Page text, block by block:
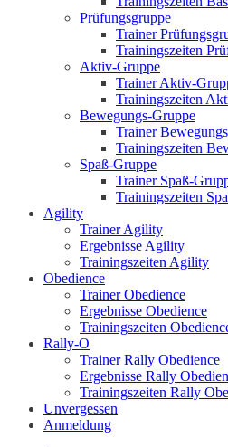
Prüfungsgruppe
Trainer
Trainingszeiten
Aktiv-Gruppe
Trainer Aktiv-
Trainingszeiten
Bewegungs-Gruppe
Trainer
Trainingszeiten
Spaß-Gruppe
Trainer Spaß-
Trainingszeiten
Agility
Trainer Agility
Ergebnisse Agility
Trainingszeiten Agility
Obedience
Trainer Obedience
Ergebnisse Obedience
Trainingszeiten
Rally-O
Trainer Rally Obedience
Ergebnisse Rally
Trainingszeiten Rally
Unvergessen
Anmeldung